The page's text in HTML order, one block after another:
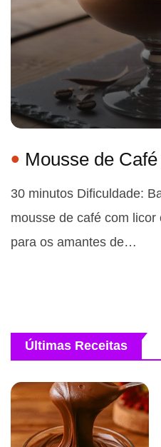
Mousse de
30 minutos Dificuldade:
mousse de café com
para os amantes de…
Últimas Receitas